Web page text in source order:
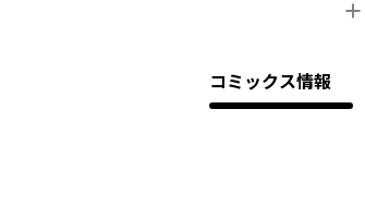
コミックス情報